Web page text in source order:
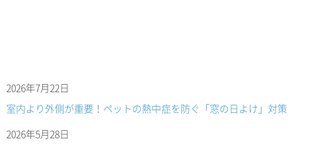
2026年7月22日
室内より外側が重要！ペットの熱中症を防ぐ「窓の日よけ」対策
2026年5月28日